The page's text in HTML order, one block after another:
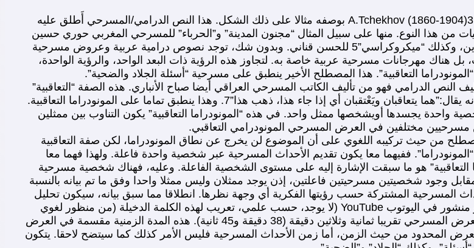
في هذا السياق، يمكن تقديم النص الدرامي”مضار التبغ” لأنطون تشيخوف A.Tchekhov (1860-1904)3 بوصفه مثالا على ذلك الشكل. هذا النص الدرامي/المسرحي أَطلق عليه
المسرح العربي مسرحيات من هذا النوع. منها على سبيل المثال “مجنون المدينة” و”الحرباء” للمسرحي المغربي حوري حسين
اللتين قدمهما على خشبة المسرح في المغرب في ثمانينيات القرن العشرين، وكذلك “ميكروكراسي”5 للحسن قناني. وبدون شك، توجد نصوص درامية عربية وعروض مسرحية
مهرجانات مسرحية عربية خاصة به. لتجاوز هذه الرؤية ذات البعد الواحد، والرؤية الواحدة،
التعاقبية”. هذا المصطلح الأخير ينطبق على مسرحية “أسئلة الجلاد والضحية”.
الدرامي فهو من تأليف الكاتب المسرحي العراقي أيضا صباح الأنباري. هذه الصفة “التعاقبية”
مشتقة من التعاقب. وهذا الأخير، في “لسان العرب”، هو “التداول”6. ذلك أنه يقال:”هما يتعاقبان ويَعْتقبان أي إذا جاء هذا، ذهب هذا”7. وهذا ينطبق تماما على المونودراما التعاقبية.
واحدة يجسدها أويشخصها ممثل واحد. في هذه “المونودراما التعاقبية” يكون التناوب بين ممثلين
مسرحيين مختلفين في العرض المسرحي المونودرامي التعاقبي.
من حيث تركيبه اللغوي على أن الموضوع لن يخرج عن نطاق المونودراما، لكن صفة التعاقبية
ففيهما معا يكون تقديم الأحداث المسرحية عبر شخصية واحدة فاعلة. ولهذا فهما معا
التعاقبية” هو ما سبقت الإشارة إليه على مستوى الشخصية الفاعلة. وعليه، فهناك شخصية مسرحية
وجود شخصيتين مسرحيتين فاعلتين، إذن يوجد ممثلان وليس ممثلا واحدا وفق ما تم بيانه بالنسبة
المشتركة حسب رؤيتها الفكرية أي وجهة نظرها. انطلاقا مما سبق بيانه، سيكون تحليل
العرض المسرحي “سؤال الجلاد والضحية”. سيعتمد هذا التحليل على فيديو منشور في اليوتوب YouTube (لا يوجد، حسب علمي، تعريب لهذه الكلمة الدخيلة (من منظور لغوي
صرف)) تم تصويره أثناء تقديمه في تورنتو بكندا . تبلغ المدة الزمنية لهذا العرض المسرحي تقريبا ثمانية وثلاثين دقيقة (38 دقيقة و45 ثانية). هذه المدة الزمنية مقسمة في العرض
المحدود من حيث الزمن، أما زمن الأحداث المسرحية فليس الأمر كذلك كما سيتضح لاحقا. يتكون